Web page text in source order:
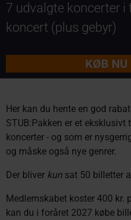
7 udvalgte koncerter i
koncert (plus gebyr)
KØB NU
Her kan du hente en god
STUB:Pakken er et eksklusivt
koncerter - og som er
og måske også nye genrer.
Der bliver kun sat 50 billetter
Medlemskabet koster 400 kr.
kan du i foråret 2027 købe